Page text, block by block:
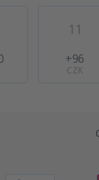
11
+96
CZK